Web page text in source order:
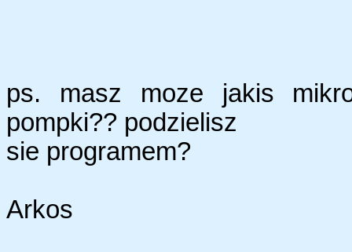
ps. masz moze jakis
pompki?? podzielisz
sie programem?
Arkos